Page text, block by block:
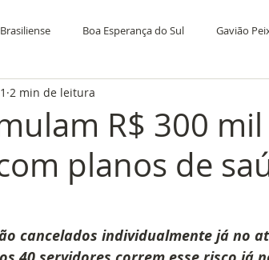
Boa Esperança do Sul Gavião
Trabiju Acordo Coletivo
PCCV Greve Justiça do Trabalho
R$ 300
planos de
2 min de leitura
cancelados individualmente já no